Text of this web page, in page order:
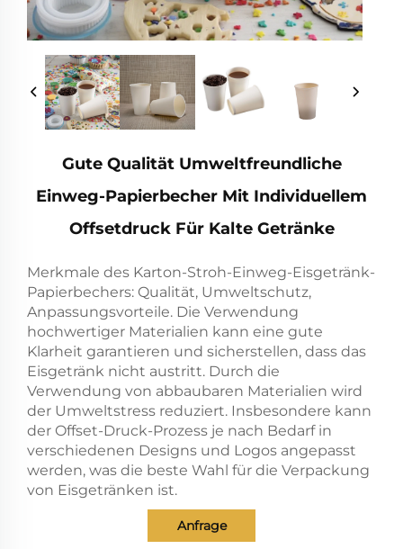
Gute Qualität Umweltfreundliche
Einweg-Papierbecher Mit Individuellem
Offsetdruck Für Kalte Getränke
Merkmale des Karton-Stroh-Einweg-Eisgetränk-
Papierbechers: Qualität, Umweltschutz,
Anpassungsvorteile. Die Verwendung
hochwertiger Materialien kann eine gute
Klarheit garantieren und sicherstellen, dass das
Eisgetränk nicht austritt. Durch die
Verwendung von abbaubaren Materialien wird
der Umweltstress reduziert. Insbesondere kann
der Offset-Druck-Prozess je nach Bedarf in
verschiedenen Designs und Logos angepasst
werden, was die beste Wahl für die Verpackung
von Eisgetränken ist.
Anfrage